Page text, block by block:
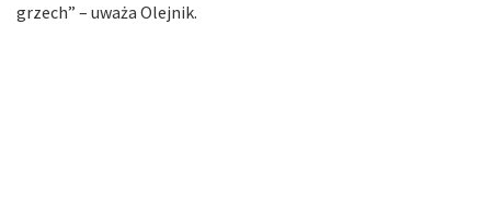
grzech” – uważa Olejnik.